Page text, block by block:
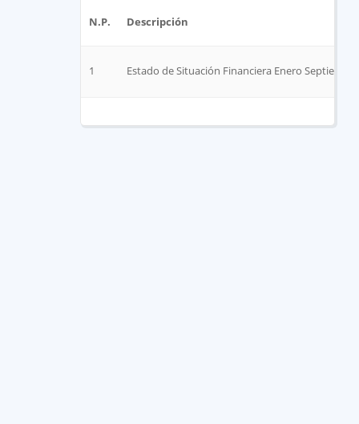
N.P. Descripción
1 Estado de Situación Financiera Enero